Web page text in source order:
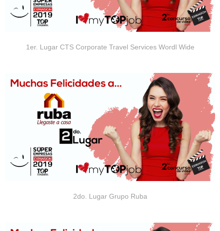
1er. Lugar CTS Corporate Travel Services Wordl Wide
2do. Lugar Grupo Ruba